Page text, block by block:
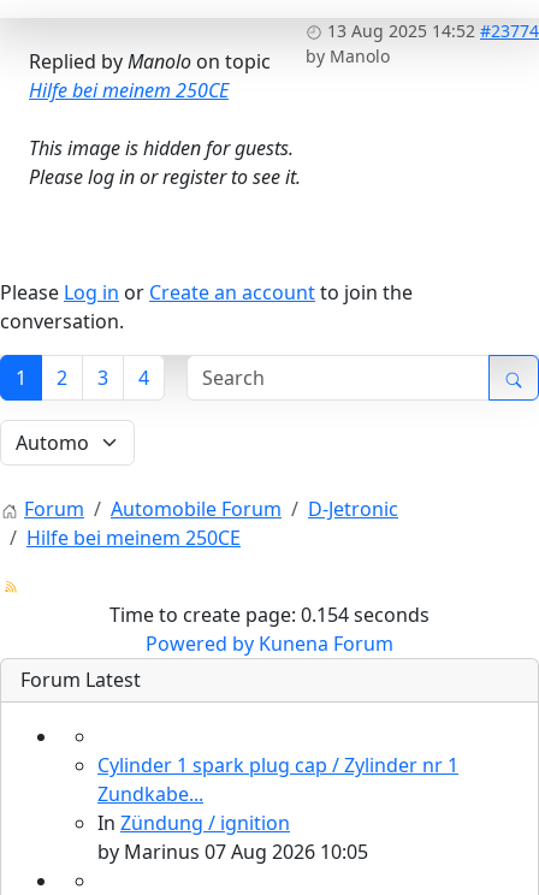
13 Aug 2025 14:52 #23774
by Manolo
Replied byManoloon topic
Hilfe bei meinem 250CE
This image is hidden for guests.
Please log in or register to see it.
Please Log in or Create an accountto join the
conversation.
1 2 3 4
Forum Automobile Forum
D-Jetronic
Hilfe bei meinem 250CE
Time to create page: 0.154 seconds
Powered by Kunena Forum
Forum Latest
Cylinder 1 spark plug cap / Zylinder nr 1
Zundkabe...
In Zündung / ignition
by Marinus 07 Aug 2026 10:05